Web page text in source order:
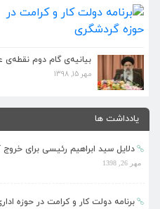
بیانیه‌ی گام دوم نقطه‌ی
مهر 15, 1398
یادداشت ها
مهر 26, 1398
مهر 26, 1398
مهر 26, 1398
دلایل سید ابراهیم رئیسی برای
مهر 26, 1398
برنامه دولت کار و کرامت در حوزه